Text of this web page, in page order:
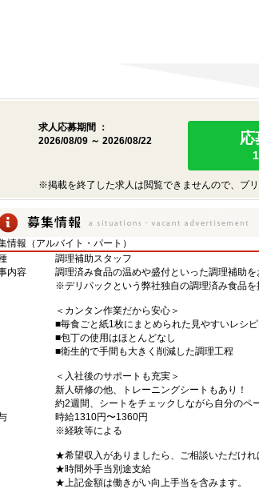
求人応募期間 ：
2026/08/09 ～ 2026/08/22
応
※掲載を終了した求人は閲覧できませんので、プ
情報（アルバイト・パート）
調理補助スタッフ
内容
調理済み食品の温めや盛付といった調理補助を
※デリパックという弊社独自の調理済み食品を
＜カンタン作業だから安心＞
■毎食ごと紙1枚にまとめられた見やすいレシピ
■包丁の使用はほとんどなし
■衛生的で手間も大きく削減した調理工程
＜入社後のサポートも充実＞
新人研修の他、トレーニングシートもあり！
約2週間、シートをチェックしながら自分のペ
時給1310円〜1360円
※経験等による
★希望収入がありましたら、ご相談いただけれ
★時間外手当別途支給
★上記金額は働きがい向上手当を含みます。